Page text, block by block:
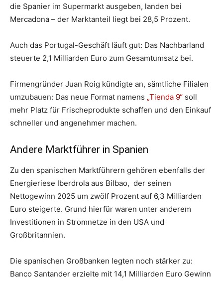
die Spanier im Supermarkt ausgeben, landen bei
Mercadona – der Marktanteil liegt bei 28,5 Prozent.
Auch das Portugal-Geschäft läuft gut: Das Nachbarland
steuerte 2,1 Milliarden Euro zum Gesamtumsatz bei.
Firmengründer Juan Roig kündigte an, sämtliche Filialen
umzubauen: Das neue Format namens „Tienda 9“ soll
mehr Platz für Frischeprodukte schaffen und den Einkauf
schneller und angenehmer machen.
Andere Marktführer in Spanien
Zu den spanischen Marktführern gehören ebenfalls der
Energieriese Iberdrola aus Bilbao, der seinen
Nettogewinn 2025 um zwölf Prozent auf 6,3 Milliarden
Euro steigerte. Grund hierfür waren unter anderem
Investitionen in Stromnetze in den USA und
Großbritannien.
Die spanischen Großbanken legten noch stärker zu:
Banco Santander erzielte mit 14,1 Milliarden Euro Gewinn